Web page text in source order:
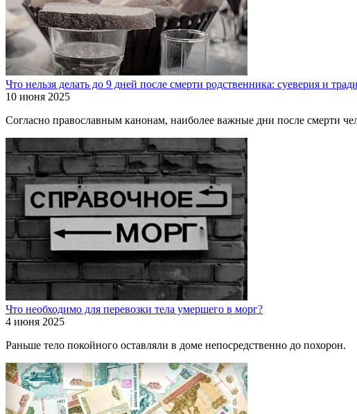
Что нельзя делать до 9 дней после смерти родственника: суеверия и
10 июня 2025
Согласно православным канонам, наиболее важные дни после смерти
Что необходимо для перевозки тела умершего в морг?
4 июня 2025
Раньше тело покойного оставляли в доме непосредственно до похорон.